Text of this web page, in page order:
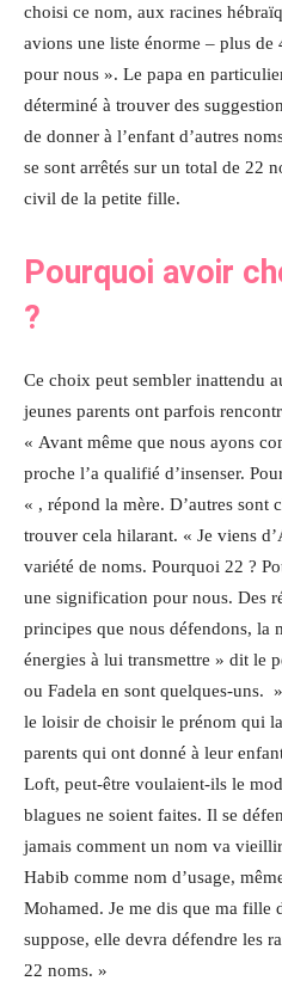
choisi ce nom, aux racines
avions une liste énorme – plus de
pour nous ». Le papa en
déterminé à trouver des
de donner à l’enfant d’autres
se sont arrêtés sur un total de 22
civil de la petite fille.
Pourquoi avoir
?
Ce choix peut sembler inattendu
jeunes parents ont parfois
« Avant même que nous ayons
proche l’a qualifié d’insenser.
« , répond la mère. D’autres sont
trouver cela hilarant. « Je viens
variété de noms. Pourquoi 22 ?
une signification pour nous. Des
principes que nous défendons, la
énergies à lui transmettre » dit le
ou Fadela en sont quelques-uns.
le loisir de choisir le prénom qui
parents qui ont donné à leur
Loft, peut-être voulaient-ils le
blagues ne soient faites. Il se
jamais comment un nom va
Habib comme nom d’usage,
Mohamed. Je me dis que ma fille
suppose, elle devra défendre les
22 noms. »